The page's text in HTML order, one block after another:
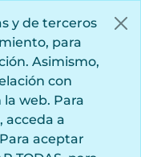
y de terceros
para
Asimismo,
con
web. Para
acceda a
aceptar